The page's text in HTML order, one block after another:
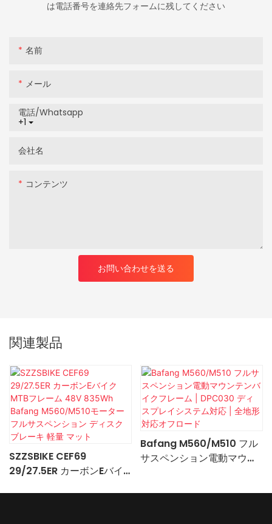
は電話番号を連絡先フォームに残してください
名前
メール
+1
電話/whatsapp
会社名
コンテンツ
お問い合わせを送る
関連製品
SZZSBIKE CEF69
29/27.5ER カーボンEバイ
Bafang M560/M510 フル
サスペンション電動マウン